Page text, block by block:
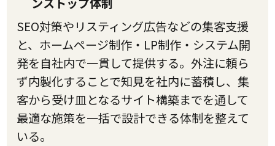
SEO対策やリスティング広告などの集客支援
と、ホームページ制作・LP制作・システム開
発を自社内で一貫して提供する。外注に頼ら
ず内製化することで知見を社内に蓄積し、集
客から受け皿となるサイト構築までを通して
最適な施策を一括で設計できる体制を整えて
いる。